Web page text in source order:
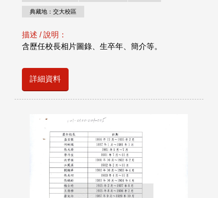
典藏地：交大校區
描述 / 說明：
含歷任校長相片圖錄、生卒年、簡介等。
詳細資料